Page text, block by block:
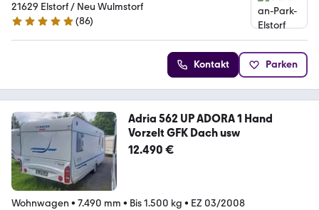
21629 Elstorf / Neu Wulmstorf
5 Sterne
(86)
Kontakt Parken
Adria 562 UP ADORA 1 Hand
Vorzelt GFK Dach usw
12.490 €
Wohnwagen • 7.490 mm • Bis 1.500 kg • EZ 03/2008